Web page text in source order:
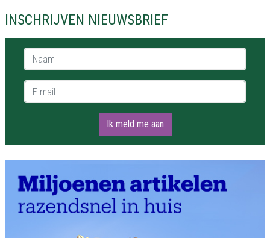
INSCHRIJVEN NIEUWSBRIEF
Naam *
E-mail *
Ik meld me aan